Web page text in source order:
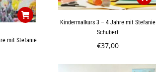
Kindermalkurs 3 – 4 Jahre mit Stefanie
Schubert
€37,00
mit Stefanie